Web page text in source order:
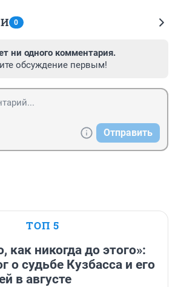
0
ни одного комментария.
обсуждение первым!
Отправить
ТОП 5
как никогда до этого»:
о судьбе Кузбасса и его
в августе